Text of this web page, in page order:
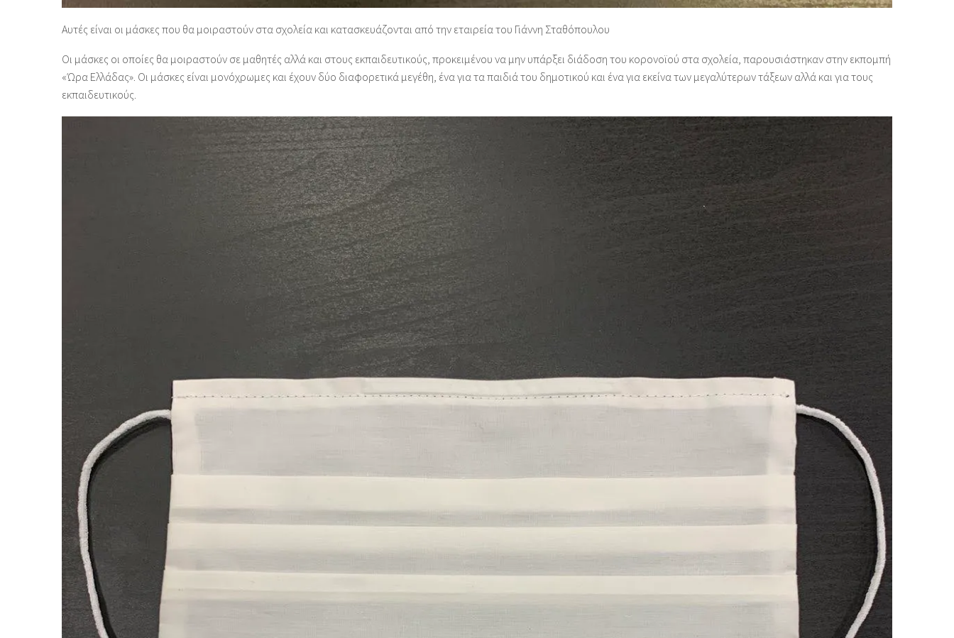
Αυτές είναι οι μάσκες που θα μοιραστούν στα σχολεία και κατασκευάζονται από την εταιρεία του Γιάννη Σταθόπουλου
Oι μάσκες οι οποίες θα μοιραστούν σε μαθητές αλλά και στους εκπαιδευτικούς, προκειμένου να μην υπάρξει διάδοση του κορονοϊού στα σχολεία, παρουσιάστηκαν στην εκπομπή
«Ώρα Ελλάδας». Οι μάσκες είναι μονόχρωμες και έχουν δύο διαφορετικά μεγέθη, ένα για τα παιδιά του δημοτικού και ένα για εκείνα των μεγαλύτερων τάξεων αλλά και για τους
εκπαιδευτικούς.